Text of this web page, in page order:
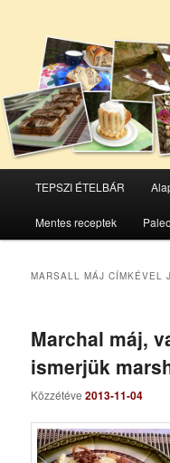
Tovább
az
elsődleges
Tovább
a
másodlagos
TEPSZI ÉTELBÁR
Mentes receptek Paleo
MARSALL MÁJ CÍMKÉVEL
Marchal máj,
ismerjük
Közzétéve2013-11-04